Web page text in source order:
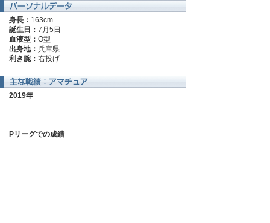
身長： 163cm
誕生日： 7月5日
血液型： O型
出身地： 兵庫県
利き腕： 右投げ
2019年
Pリーグでの成績